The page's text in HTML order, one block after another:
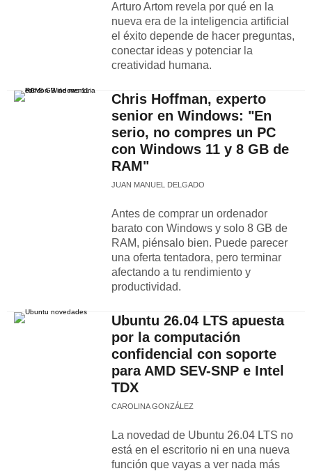
Arturo Artom revela por qué en la
nueva era de la inteligencia artificial
el éxito depende de hacer preguntas,
conectar ideas y potenciar la
creatividad humana.
Chris Hoffman, experto
senior en Windows: "En
serio, no compres un PC
con Windows 11 y 8 GB de
RAM"
JUAN MANUEL DELGADO
Antes de comprar un ordenador
barato con Windows y solo 8 GB de
RAM, piénsalo bien. Puede parecer
una oferta tentadora, pero terminar
afectando a tu rendimiento y
productividad.
Ubuntu 26.04 LTS apuesta
por la computación
confidencial con soporte
para AMD SEV-SNP e Intel
TDX
CAROLINA GONZÁLEZ
La novedad de Ubuntu 26.04 LTS no
está en el escritorio ni en una nueva
función que vayas a ver nada más